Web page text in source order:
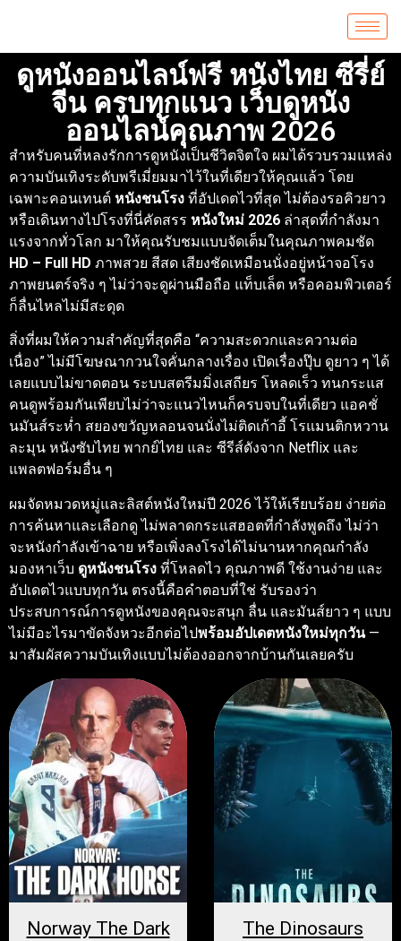
ดูหนังออนไลน์ฟรี หนังไทย ซีรี่ย์
จีน ครบทุกแนว เว็บดูหนัง
ออนไลน์คุณภาพ 2026
สำหรับคนที่หลงรักการดูหนังเป็นชีวิตจิตใจ ผมได้รวบรวมแหล่ง
ความบันเทิงระดับพรีเมี่ยมมาไว้ในที่เดียวให้คุณแล้ว โดย
เฉพาะคอนเทนต์ หนังชนโรง ที่อัปเดตไวที่สุด ไม่ต้องรอคิวยาว
หรือเดินทางไปโรงที่นี่คัดสรร หนังใหม่ 2026 ล่าสุดที่กำลังมา
แรงจากทั่วโลก มาให้คุณรับชมแบบจัดเต็มในคุณภาพคมชัด
HD – Full HD ภาพสวย สีสด เสียงชัดเหมือนนั่งอยู่หน้าจอโรง
ภาพยนตร์จริง ๆ ไม่ว่าจะดูผ่านมือถือ แท็บเล็ต หรือคอมพิวเตอร์
ก็ลื่นไหลไม่มีสะดุด
สิ่งที่ผมให้ความสำคัญที่สุดคือ “ความสะดวกและความต่อ
เนื่อง” ไม่มีโฆษณากวนใจคั่นกลางเรื่อง เปิดเรื่องปุ๊บ ดูยาว ๆ ได้
เลยแบบไม่ขาดตอน ระบบสตรีมมิ่งเสถียร โหลดเร็ว ทนกระแส
คนดูพร้อมกันเพียบไม่ว่าจะแนวไหนก็ครบจบในที่เดียว แอคชั่
นมันส์ระห่ำ สยองขวัญหลอนจนนั่งไม่ติดเก้าอี้ โรแมนติกหวาน
ละมุน หนังซับไทย พากย์ไทย และ ซีรีส์ดังจาก Netflix และ
แพลตฟอร์มอื่น ๆ
ผมจัดหมวดหมู่และลิสต์หนังใหม่ปี 2026 ไว้ให้เรียบร้อย ง่ายต่อ
การค้นหาและเลือกดู ไม่พลาดกระแสฮอตที่กำลังพูดถึง ไม่ว่า
จะหนังกำลังเข้าฉาย หรือเพิ่งลงโรงได้ไม่นานหากคุณกำลัง
มองหาเว็บ ดูหนังชนโรง ที่โหลดไว คุณภาพดี ใช้งานง่าย และ
อัปเดตไวแบบทุกวัน ตรงนี้คือคำตอบที่ใช่ รับรองว่า
ประสบการณ์การดูหนังของคุณจะสนุก ลื่น และมันส์ยาว ๆ แบบ
ไม่มีอะไรมาขัดจังหวะอีกต่อไปพร้อมอัปเดตหนังใหม่ทุกวัน—
มาสัมผัสความบันเทิงแบบไม่ต้องออกจากบ้านกันเลยครับ
Norway The Dark
The Dinosaurs